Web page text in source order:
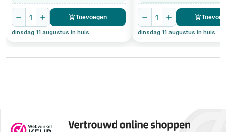
1 Toevoegen
dinsdag 11 augustus in huis
1
dinsdag 11 augustus in huis